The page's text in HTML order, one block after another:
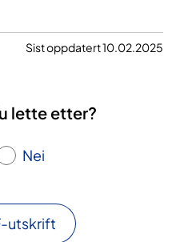
Sist oppdatert 10.02.2025
lette etter?
Nei
utskrift